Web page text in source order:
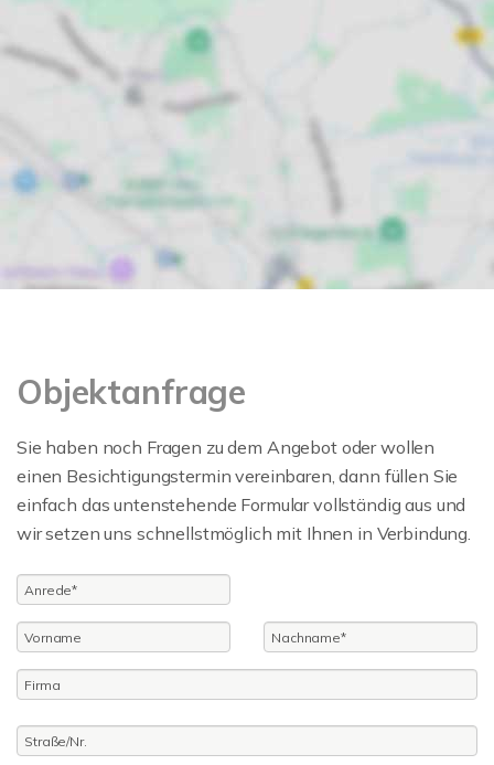
Objektanfrage
Sie haben noch Fragen zu dem Angebot oder wollen
einen Besichtigungstermin vereinbaren, dann füllen Sie
einfach das untenstehende Formular vollständig aus und
wir setzen uns schnellstmöglich mit Ihnen in Verbindung.